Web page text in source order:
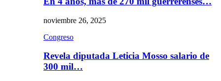
noviembre 26, 2025
Congreso
Revela diputada Leticia Mosso salario de
300 mil…